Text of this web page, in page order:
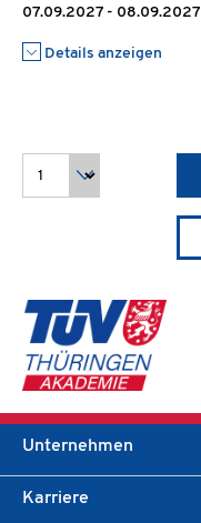
07.09.2027 - 08.09.2027
Details anzeigen
Unternehmen
Karriere